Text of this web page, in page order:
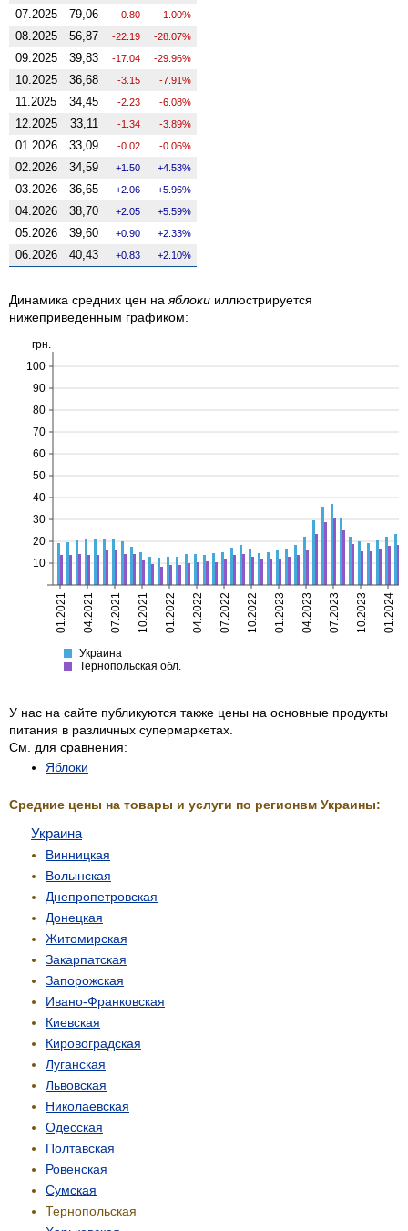
07.2025 79,06 -0.80 -1.00%
08.2025 56,87 -22.19 -28.07%
09.2025 39,83 -17.04 -29.96%
10.2025 36,68 -3.15 -7.91%
11.2025 34,45 -2.23 -6.08%
12.2025 33,11 -1.34 -3.89%
01.2026 33,09 -0.02 -0.06%
02.2026 34,59 1.50 4.53%
03.2026 36,65 2.06 5.96%
04.2026 38,70 2.05 5.59%
05.2026 39,60 0.90 2.33%
06.2026 40,43 0.83 2.10%
Динамика средних цен на яблоки иллюстрируется
нижеприведенным графиком:
Украина
Тернопольская
01.2021 04.2021 07.2021 10.2021 01.2022 04.2022 07.2022 10.2022 01.2023 04.2023 07.2023 10.2023 01.2024
10
20
30
40
50
60
70
80
90
100
грн.
Украина
Тернопольская обл.
У нас на сайте публикуются также цены на основные продукты
питания в различных супермаркетах.
См. для сравнения:
Яблоки
Средние цены на товары и услуги по регионвм Украины:
Украина
Винницкая
Волынская
Днепропетровская
Донецкая
Житомирская
Закарпатская
Запорожская
Ивано-Франковская
Киевская
Кировоградская
Луганская
Львовская
Николаевская
Одесская
Полтавская
Ровенская
Сумская
Тернопольская